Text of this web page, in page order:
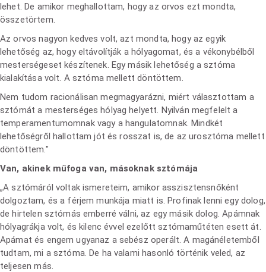
lehet. De amikor meghallottam, hogy az orvos ezt mondta,
összetörtem.
Az orvos nagyon kedves volt, azt mondta, hogy az egyik
lehetőség az, hogy eltávolítják a hólyagomat, és a vékonybélből
mesterségeset készítenek. Egy másik lehetőség a sztóma
kialakítása volt. A sztóma mellett döntöttem.
Nem tudom racionálisan megmagyarázni, miért választottam a
sztómát a mesterséges hólyag helyett. Nyilván megfelelt a
temperamentumomnak vagy a hangulatomnak. Mindkét
lehetőségről hallottam jót és rosszat is, de az urosztóma mellett
döntöttem."
Van, akinek műfoga van, másoknak sztómája
„A sztómáról voltak ismereteim, amikor asszisztensnőként
dolgoztam, és a férjem munkája miatt is. Profinak lenni egy dolog,
de hirtelen sztómás emberré válni, az egy másik dolog. Apámnak
hólyagrákja volt, és kilenc évvel ezelőtt sztómaműtéten esett át.
Apámat és engem ugyanaz a sebész operált. A magánéletemből
tudtam, mi a sztóma. De ha valami hasonló történik veled, az
teljesen más.